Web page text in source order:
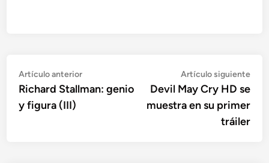
Navegación
de
entradas
Artículo anteriorArtículo
anterior:
Richard Stallman: genio
y figura (III)
Artículo siguiente
Devil May Cry HD se
muestra en su primer
tráiler